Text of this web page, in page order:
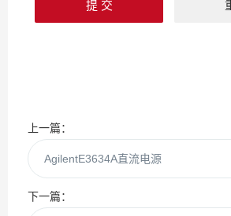
上一篇：
AgilentE3634A直流电源
下一篇：